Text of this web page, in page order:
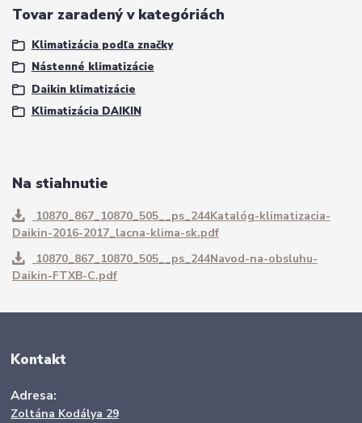
Tovar zaradený v kategóriách
Klimatizácia podľa značky
Nástenné klimatizácie
Daikin klimatizácie
Klimatizácia DAIKIN
Na stiahnutie
10870_867_10870_505__ps_244Katalóg-klimatizacia-
Daikin-2016-2017_lacna-klima-sk.pdf
10870_867_10870_505__ps_244Navod-na-obsluhu-
Daikin-FTXB-C.pdf
Kontakt
Adresa:
Zoltána Kodálya 29